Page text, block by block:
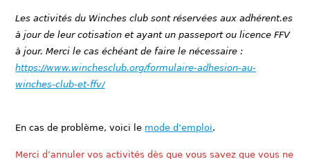
Les activités du Winches club sont réservées aux adhérent.es
à jour de leur cotisation et ayant un passeport ou licence FFV
à jour. Merci le cas échéant de faire le nécessaire :
https://www.winchesclub.org/formulaire-adhesion-au-
winches-club-et-ffv/
En cas de problème, voici le mode d’emploi.
Merci d’annuler vos activités dès que vous savez que vous ne